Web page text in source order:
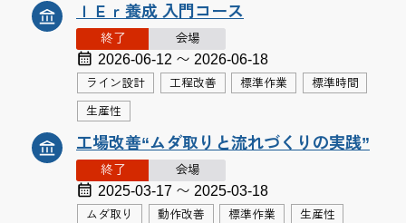
ＩＥｒ養成 入門コース
終了 会場
2026-06-12 〜 2026-06-18
ライン設計 工程改善 標準作業 標準時間
生産性
工場改善“ムダ取りと流れづくりの実践”
終了 会場
2025-03-17 〜 2025-03-18
ムダ取り 動作改善 標準作業 生産性